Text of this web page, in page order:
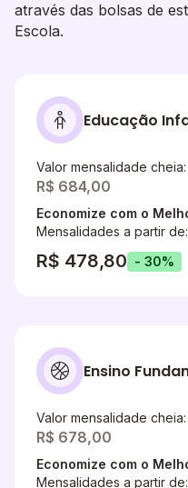
através das bolsas de
Escola.
Educação
Valor mensalidade cheia:
R$ 684,00
Economize com o
Mensalidades a partir de:
R$ 478,80 - 30%
Ensino
Valor mensalidade cheia:
R$ 678,00
Economize com o
Mensalidades a partir de: